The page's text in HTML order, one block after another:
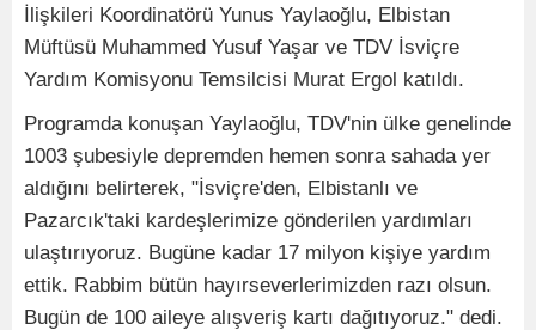
İlişkileri Koordinatörü Yunus Yaylaoğlu, Elbistan
Müftüsü Muhammed Yusuf Yaşar ve TDV İsviçre
Yardım Komisyonu Temsilcisi Murat Ergol katıldı.
Programda konuşan Yaylaoğlu, TDV'nin ülke genelinde
1003 şubesiyle depremden hemen sonra sahada yer
aldığını belirterek, "İsviçre'den, Elbistanlı ve
Pazarcık'taki kardeşlerimize gönderilen yardımları
ulaştırıyoruz. Bugüne kadar 17 milyon kişiye yardım
ettik. Rabbim bütün hayırseverlerimizden razı olsun.
Bugün de 100 aileye alışveriş kartı dağıtıyoruz." dedi.